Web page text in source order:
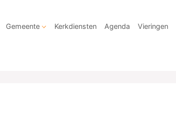
Gemeente Kerkdiensten Agenda Vieringen